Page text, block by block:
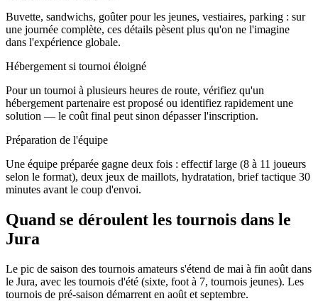
Buvette, sandwichs, goûter pour les jeunes, vestiaires, parking : sur
une journée complète, ces détails pèsent plus qu'on ne l'imagine
dans l'expérience globale.
Hébergement si tournoi éloigné
Pour un tournoi à plusieurs heures de route, vérifiez qu'un
hébergement partenaire est proposé ou identifiez rapidement une
solution — le coût final peut sinon dépasser l'inscription.
Préparation de l'équipe
Une équipe préparée gagne deux fois : effectif large (8 à 11 joueurs
selon le format), deux jeux de maillots, hydratation, brief tactique 30
minutes avant le coup d'envoi.
Quand se déroulent les tournois dans le
Jura
Le pic de saison des tournois amateurs s'étend de mai à fin août dans
le Jura, avec les tournois d'été (sixte, foot à 7, tournois jeunes). Les
tournois de pré-saison démarrent en août et septembre.